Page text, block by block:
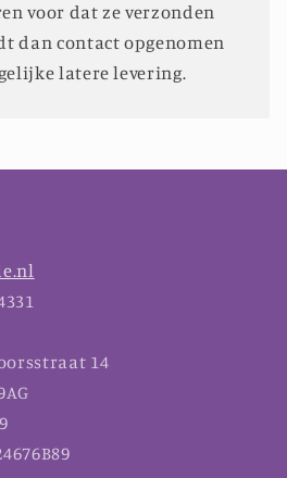
voor dat ze verzonden
dan contact opgenomen
latere levering.
14